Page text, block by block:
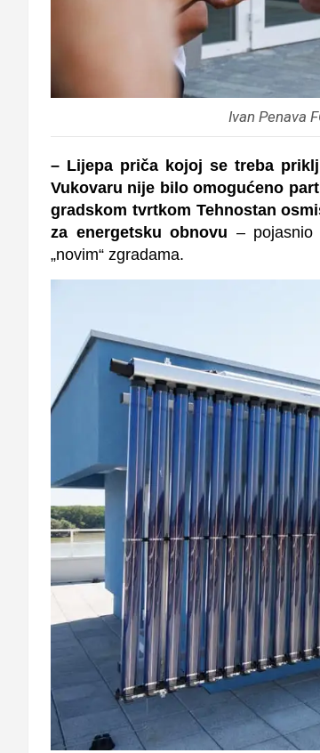
Ivan Penava
– Lijepa priča kojoj se treba
Vukovaru nije bilo omogućeno
gradskom tvrtkom Tehnostan
za energetsku obnovu – pojasnio
„novim“ zgradama.